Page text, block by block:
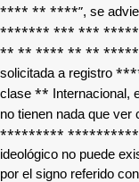
**** ** ****”, se
******* *** ***
** ** **** ** **
solicitada a registro
clase ** Internacional,
no tienen nada que ver
*********
ideológico no puede
por el signo referido